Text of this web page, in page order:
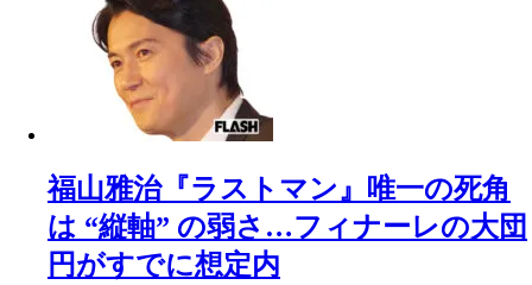
福山雅治『ラストマン』唯一の死角
は “縦軸” の弱さ…フィナーレの大団
円がすでに想定内